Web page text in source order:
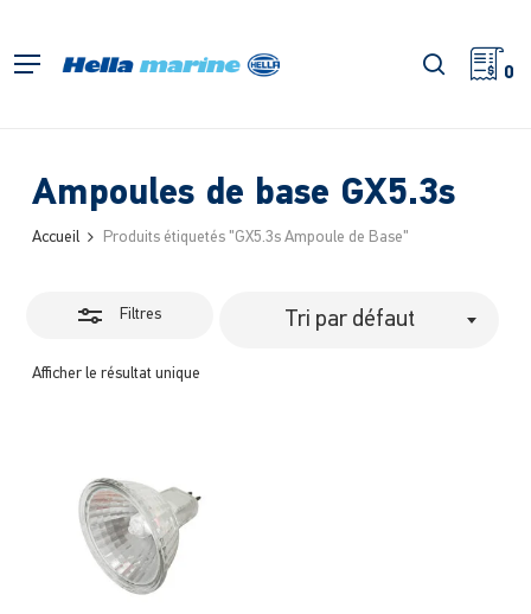
l'accueil
Menu 0
Ampoules de base GX5.3s
Accueil Produits étiquetés "GX5.3s Ampoule de Base"
Filtres
Afficher le résultat unique
Tri par défaut
Fermer
les